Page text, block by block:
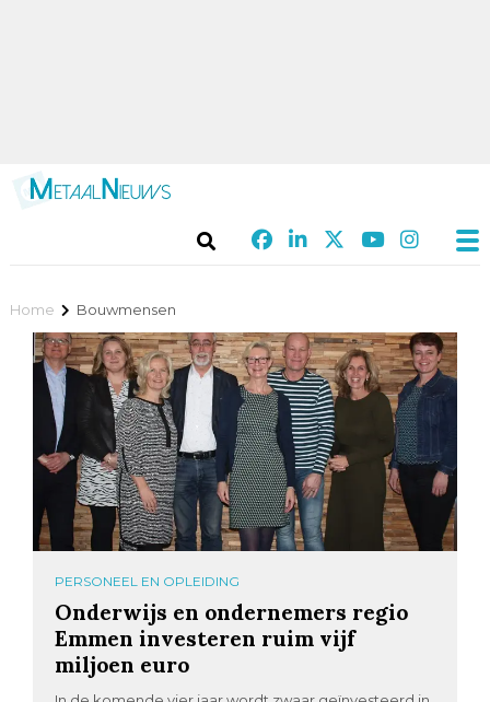
Home Bouwmensen
PERSONEEL EN OPLEIDING
Onderwijs en ondernemers regio
Emmen investeren ruim vijf
miljoen euro